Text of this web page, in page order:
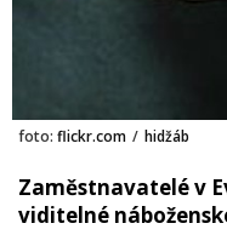
foto: flickr.com / hidžáb
Zaměstnavatelé v
viditelné